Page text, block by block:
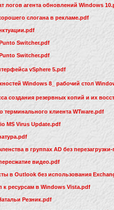
логов агента обновлений Windows
слогана в рекламе.pdf
Switcher.pdf
Switcher.pdf
vSphere 5.pdf
Windows 8_ рабочий стол
создания резервных копий и их
терминального клиента WTware.pdf
MS Virus Update.pdf
в группах AD без
видео.pdf
в Outlook без использования
к ресурсам в Windows Vista.pdf
Резник.pdf